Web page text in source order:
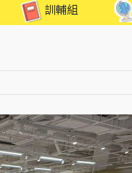
訓輔組